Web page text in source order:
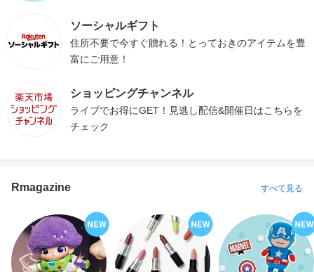
ソーシャルギフト
住所不要で今すぐ贈れる！とっておきのアイテムを豊
富にご用意！
ショッピングチャンネル
ライブでお得にGET！見逃し配信&開催日はこちらを
チェック
Rmagazine すべて見る